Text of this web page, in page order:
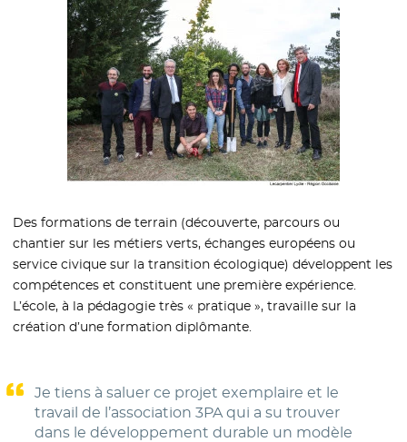
Des formations de terrain (découverte, parcours ou
chantier sur les métiers verts, échanges européens ou
service civique sur la transition écologique) développent les
compétences et constituent une première expérience.
L’école, à la pédagogie très « pratique », travaille sur la
création d’une formation diplômante.
Je tiens à saluer ce projet exemplaire et le
travail de l’association 3PA qui a su trouver
dans le développement durable un modèle